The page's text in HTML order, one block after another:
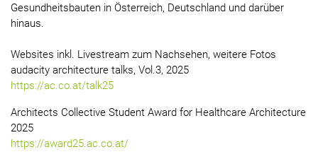
Gesundheitsbauten in Österreich, Deutschland und darüber
hinaus.
Websites inkl. Livestream zum Nachsehen, weitere Fotos
audacity architecture talks, Vol.3, 2025
https://ac.co.at/talk25
Architects Collective Student Award for Healthcare Architecture
2025
https://award25.ac.co.at/